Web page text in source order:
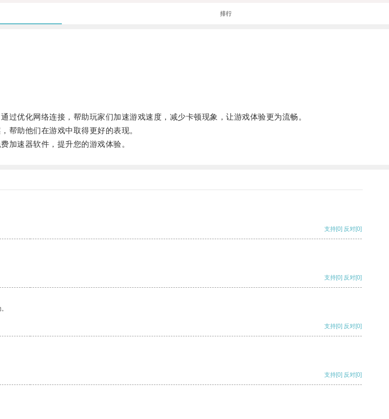
排行
优化网络连接，帮助玩家们加速游戏速度，减少卡顿现象，让游戏体验更为流畅。
助他们在游戏中取得更好的表现。
速器软件，提升您的游戏体验。
支持[0] 反对[0]
支持[0] 反对[0]
支持[0] 反对[0]
支持[0] 反对[0]